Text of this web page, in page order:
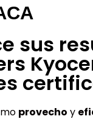
sus
provecho y